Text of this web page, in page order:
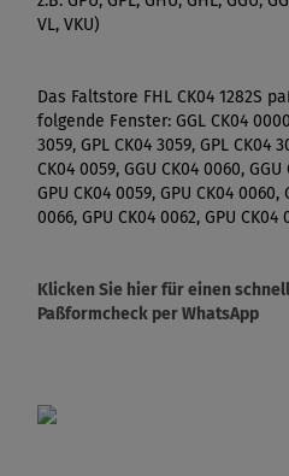
VL, VKU)
Das Faltstore FHL CK04 1282S
folgende Fenster: GGL CK04
3059, GPL CK04 3059, GPL CK04
CK04 0059, GGU CK04 0060,
GPU CK04 0059, GPU CK04 0060,
0066, GPU CK04 0062, GPU CK04
Klicken Sie hier für einen
Paßformcheck per WhatsApp